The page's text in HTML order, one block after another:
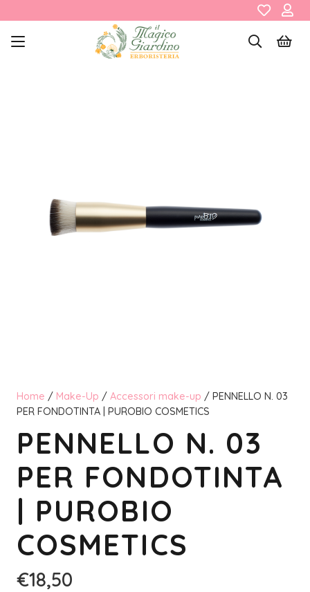
Home / Make-Up / Accessori make-up / PENNELLO N. 03
PER FONDOTINTA | PUROBIO COSMETICS
PENNELLO N. 03
PER FONDOTINTA
| PUROBIO
COSMETICS
€18,50